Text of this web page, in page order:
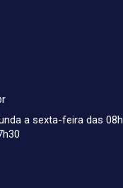
a sexta-feira das 08h